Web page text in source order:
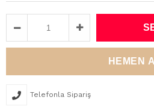
Telefonla Sipariş